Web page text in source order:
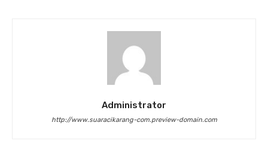
Administrator
http://www.suaracikarang-com.preview-domain.com